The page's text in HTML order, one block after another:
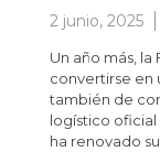
2 junio, 2025
Un año más,
convertirse en
también de
logístico
ha renovado